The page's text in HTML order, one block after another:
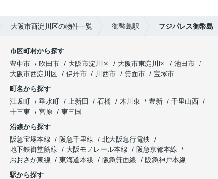
大阪市西淀川区の物件一覧 御幣島駅 フジパレス御幣島
市区町村から探す
豊中市
吹田市 大阪市淀川区 大阪市東淀川区
池田市
大阪市西淀川区
伊丹市 川西市 箕面市
宝塚市
町名から探す
江坂町
垂水町 上新田 石橋 木川東 豊新
千里山西
十三東
宮原
東三国
沿線から探す
阪急宝塚本線
阪急千里線
北大阪急行電鉄
地下鉄御堂筋線
大阪モノレール本線
阪急京都本線
おおさか東線
東海道本線 阪急箕面線
阪急神戸本線
駅から探す